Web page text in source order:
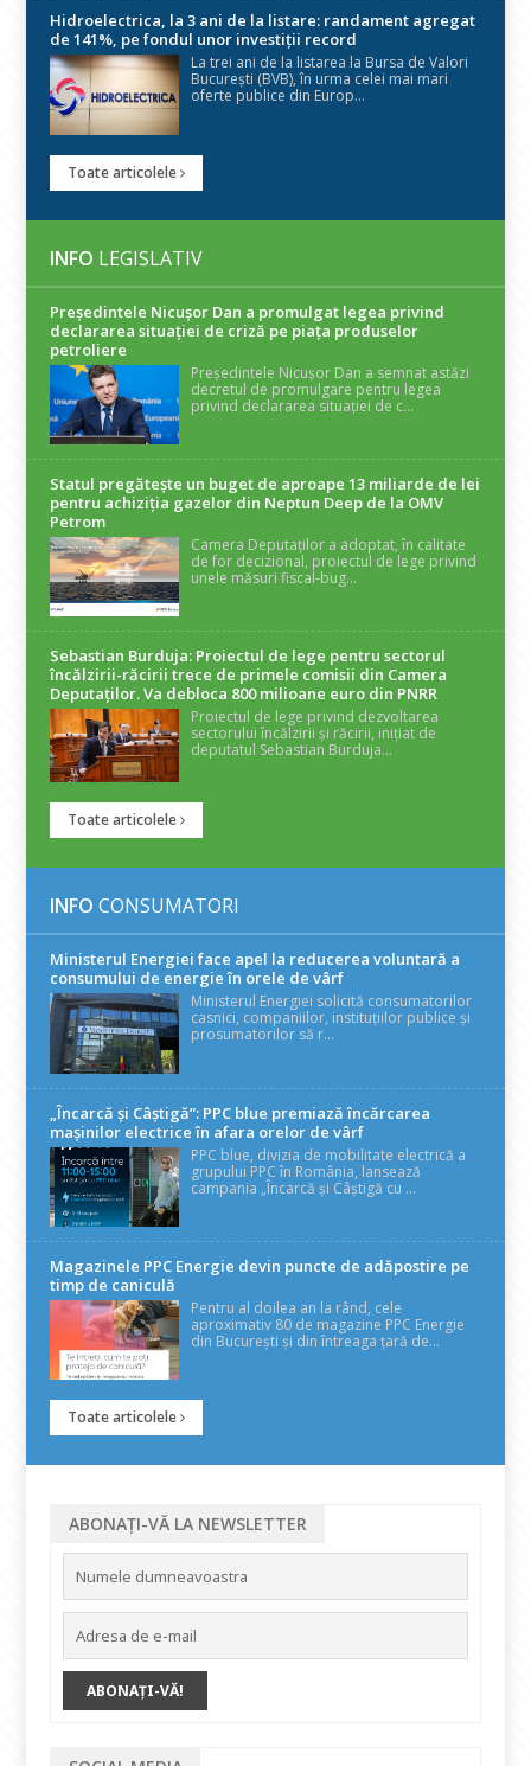
Hidroelectrica, la 3 ani de la listare: randament agregat
de 141%, pe fondul unor investiții record
La trei ani de la listarea la Bursa de Valori
București (BVB), în urma celei mai mari
oferte publice din Europ...
Toate articolele
INFO LEGISLATIV
Președintele Nicuşor Dan a promulgat legea privind
declararea situaţiei de criză pe piaţa produselor
petroliere
Președintele Nicușor Dan a semnat astăzi
decretul de promulgare pentru legea
privind declararea situației de c...
Statul pregătește un buget de aproape 13 miliarde de lei
pentru achiziția gazelor din Neptun Deep de la OMV
Petrom
Camera Deputaților a adoptat, în calitate
de for decizional, proiectul de lege privind
unele măsuri fiscal-bug...
Sebastian Burduja: Proiectul de lege pentru sectorul
încălzirii-răcirii trece de primele comisii din Camera
Deputaților. Va debloca 800 milioane euro din PNRR
Proiectul de lege privind dezvoltarea
sectorului încălzirii și răcirii, inițiat de
deputatul Sebastian Burduja...
Toate articolele
INFO CONSUMATORI
Ministerul Energiei face apel la reducerea voluntară a
consumului de energie în orele de vârf
Ministerul Energiei solicită consumatorilor
casnici, companiilor, instituțiilor publice și
prosumatorilor să r...
„Încarcă și Câștigă”: PPC blue premiază încărcarea
mașinilor electrice în afara orelor de vârf
PPC blue, divizia de mobilitate electrică a
grupului PPC în România, lansează
campania „Încarcă și Câștigă cu ...
Magazinele PPC Energie devin puncte de adăpostire pe
timp de caniculă
Pentru al doilea an la rând, cele
aproximativ 80 de magazine PPC Energie
din București și din întreaga țară de...
Toate articolele
ABONAȚI-VĂ LA NEWSLETTER